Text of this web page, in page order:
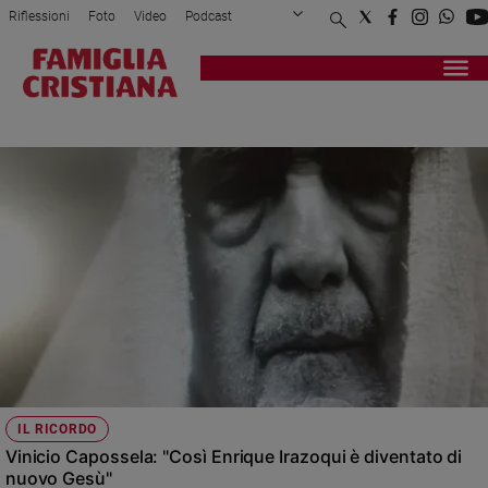
Attualità
Papa
Papa
Riflessioni Foto Video Podcast
Privacy Policy Chi siamo
Registrati Redazione
IL RICORDO
Vinicio Capossela: "Così Enrique Irazoqui è diventato di
nuovo Gesù"